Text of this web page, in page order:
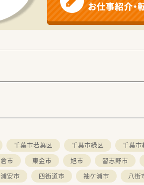
千葉市若葉区 千葉市緑区 千葉市
市 東金市 旭市 習志野市
浦安市 四街道市 袖ケ浦市 八街